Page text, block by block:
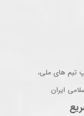
تیم های ملی،
ایران